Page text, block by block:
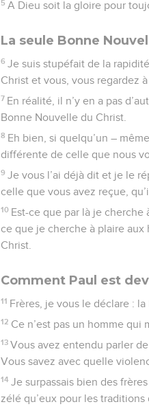
5 A Dieu soit la gloire pour
La seule Bonne
6 Je suis stupéfait de la
Christ et vous, vous regardez
7 En réalité, il n’y en a pas
Bonne Nouvelle du Christ.
8 Eh bien, si quelqu’un –
différente de celle que nous
9 Je vous l’ai déjà dit et je le
celle que vous avez reçue,
10 Est-ce que par là je cherche
ce que je cherche à plaire aux
Christ.
Comment Paul est
11 Frères, je vous le déclare :
12 Ce n’est pas un homme qui
13 Vous avez entendu parler
Vous savez avec quelle
14 Je surpassais bien des
zélé qu’eux pour les traditions